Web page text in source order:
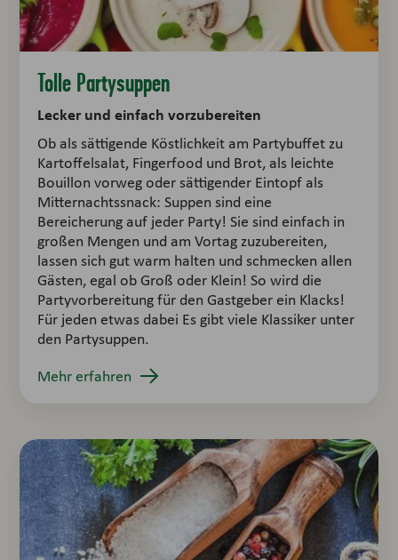
Tolle Partysuppen
Lecker und einfach vorzubereiten
Ob als sättigende Köstlichkeit am Partybuffet zu
Kartoffelsalat, Fingerfood und Brot, als leichte
Bouillon vorweg oder sättigender Eintopf als
Mitternachtssnack: Suppen sind eine
Bereicherung auf jeder Party! Sie sind einfach in
großen Mengen und am Vortag zuzubereiten,
lassen sich gut warm halten und schmecken allen
Gästen, egal ob Groß oder Klein! So wird die
Partyvorbereitung für den Gastgeber ein Klacks!
Für jeden etwas dabei Es gibt viele Klassiker unter
den Partysuppen.
Mehr erfahren